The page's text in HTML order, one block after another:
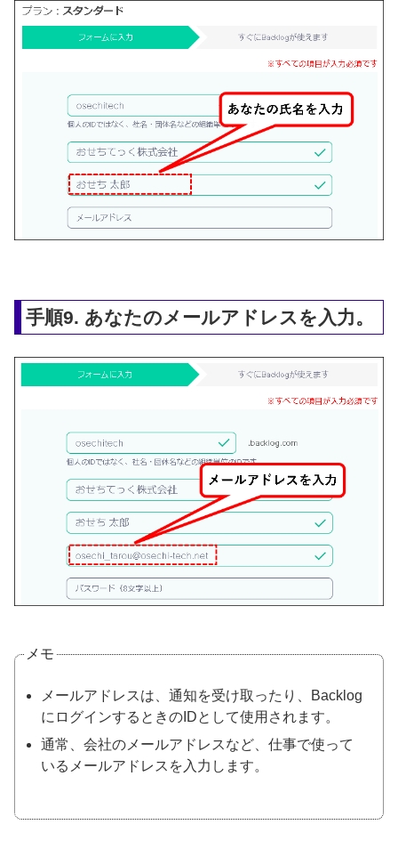
手順9. あなたのメールアドレスを入力。
メモ
メールアドレスは、通知を受け取ったり、Backlog
にログインするときのIDとして使用されます。
通常、会社のメールアドレスなど、仕事で使って
いるメールアドレスを入力します。